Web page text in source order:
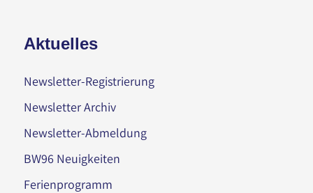
Aktuelles
Newsletter-Registrierung
Newsletter Archiv
Newsletter-Abmeldung
BW96 Neuigkeiten
Ferienprogramm